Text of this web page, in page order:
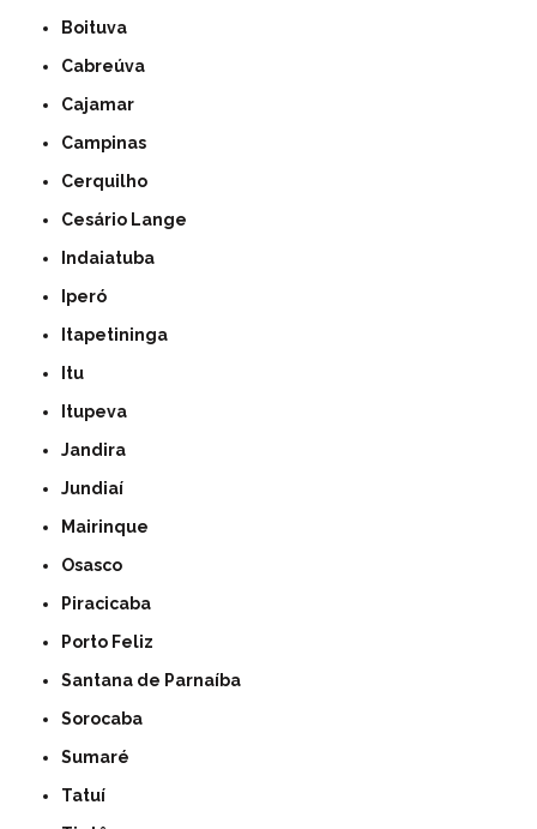
Boituva
Cabreúva
Cajamar
Campinas
Cerquilho
Cesário Lange
Indaiatuba
Iperó
Itapetininga
Itu
Itupeva
Jandira
Jundiaí
Mairinque
Osasco
Piracicaba
Porto Feliz
Santana de Parnaíba
Sorocaba
Sumaré
Tatuí